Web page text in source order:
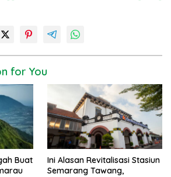
for You
Buat
Ini Alasan Revitalisasi Stasiun
Semarang Tawang,